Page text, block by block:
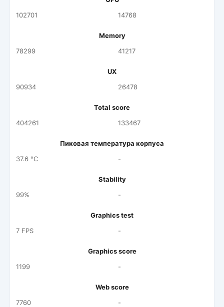
102701
14768
Memory
78299
41217
UX
90934
26478
Total score
404261
133467
Пиковая температура корпуса
37.6 °C
-
Stability
99%
-
Graphics test
7 FPS
-
Graphics score
1199
-
Web score
7760
-